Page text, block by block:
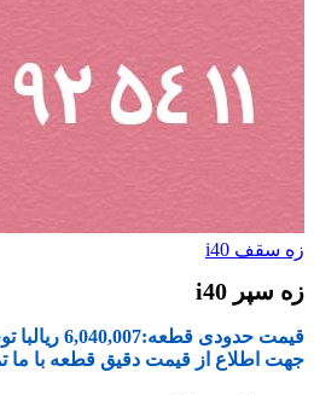
زه سقف i40
زه سپر i40
قیمت حدودی قطعه:6,040,007 ریالبا
جهت اطلاع از قیمت دقیق قطعه با ما